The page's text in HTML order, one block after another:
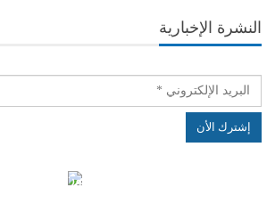
النشرة الإخبارية
الهياكل الخاضعة لقانون النفاذ إلى